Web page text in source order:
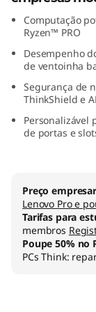
M
D
Computação
Ryzen™ PRO
Desempenho
de ventoinha
Segurança de
ThinkShield e
Personalizável
de portas e
Preço
Lenovo Pro e
Tarifas para
membros
Poupe 50% no
PCs Think: